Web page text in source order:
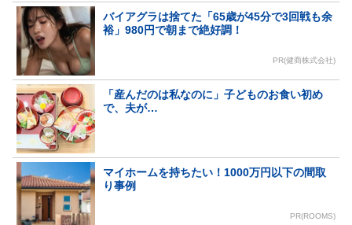
バイアグラは捨てた「65歳が45分で3回戦も余
裕」980円で朝まで絶好調！
PR(健商株式会社)
「産んだのは私なのに」子どものお食い初め
で、夫が…
マイホームを持ちたい！1000万円以下の間取
り事例
PR(ROOMS)